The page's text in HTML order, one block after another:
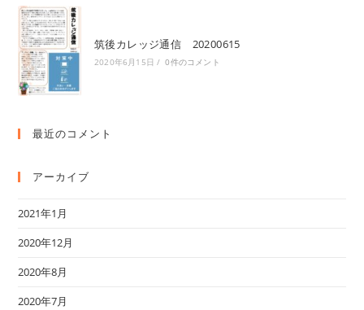
筑後カレッジ通信 20200615
2020年6月15日 / 0件のコメント
最近のコメント
アーカイブ
2021年1月
2020年12月
2020年8月
2020年7月